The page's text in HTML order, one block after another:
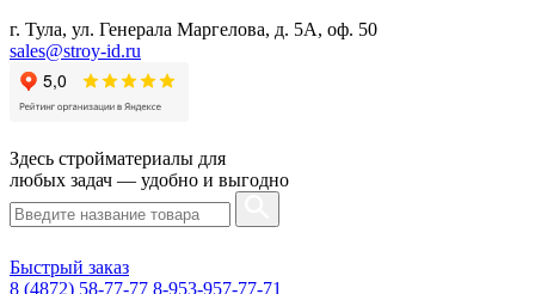
г. Тула, ул. Генерала Маргелова, д. 5А, оф. 50
sales@stroy-id.ru
Здесь стройматериалы для
любых задач — удобно и выгодно
Быстрый заказ
8 (4872) 58-77-77 8-953-957-77-71